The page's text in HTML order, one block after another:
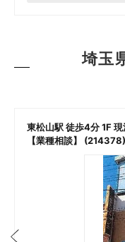
埼玉
東松山駅 徒歩4分 1F
【業種相談】 (214378)